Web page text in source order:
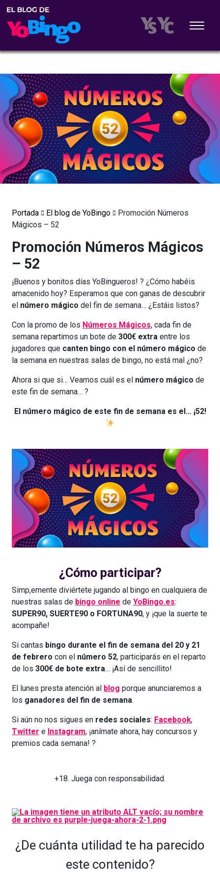
Portada El blog de YoBingo
Promoción Números
Mágicos – 52
Promoción Números Mágicos
– 52
¡Buenos y bonitos días YoBingueros! ? ¿Cómo habéis
amacenido hoy? Esperamos que con ganas de descubrir
el número mágico del fin de semana… ¿Estáis listos?
Con la promo de los Números Mágicos, cada fin de
semana repartimos un bote de 300€ extra entre los
jugadores que canten bingo con el número mágico de
la semana en nuestras salas de bingo, no está mal ¿no?
Ahora si que si… Veamos cuál es el número mágico de
este fin de semana… ?
El número mágico de este fin de semana es el… ¡52!
¿Cómo participar?
Simp,emente diviértete jugando al bingo en cualquiera de
nuestras salas de bingo online de YoBingo.es:
SUPER90, SUERTE90 o FORTUNA90, y ¡que la suerte te
acompañe!
Si cantas bingo durante el fin de semana del 20 y 21
de febrero con el número 52, participarás en el reparto
de los 300€ de bote extra… ¡Así de sencillito!
El lunes presta atención al blog porque anunciaremos a
los ganadores del fin de semana.
Si aún no nos sigues en redes sociales: Facebook,
Twitter e Instagram, ¡anímate ahora, hay concursos y
premios cada semana! ?
+18. Juega con responsabilidad.
¿De cuánta utilidad te ha parecido
este contenido?